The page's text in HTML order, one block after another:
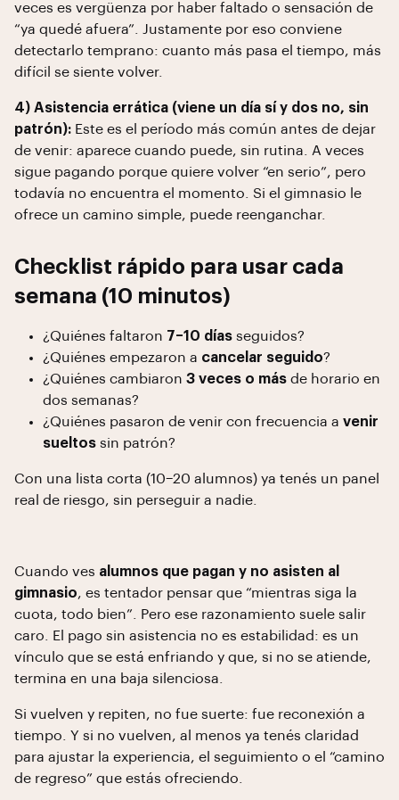
veces es vergüenza por haber faltado o sensación de
“ya quedé afuera”. Justamente por eso conviene
detectarlo temprano: cuanto más pasa el tiempo, más
difícil se siente volver.
4) Asistencia errática (viene un día sí y dos no, sin
patrón): Este es el período más común antes de dejar
de venir: aparece cuando puede, sin rutina. A veces
sigue pagando porque quiere volver “en serio”, pero
todavía no encuentra el momento. Si el gimnasio le
ofrece un camino simple, puede reenganchar.
Checklist rápido para usar cada
semana (10 minutos)
¿Quiénes faltaron 7–10 días seguidos?
¿Quiénes empezaron a cancelar seguido?
¿Quiénes cambiaron 3 veces o más de horario en
dos semanas?
¿Quiénes pasaron de venir con frecuencia a venir
sueltos sin patrón?
Con una lista corta (10–20 alumnos) ya tenés un panel
real de riesgo, sin perseguir a nadie.
Cuando ves alumnos que pagan y no asisten al
gimnasio, es tentador pensar que “mientras siga la
cuota, todo bien”. Pero ese razonamiento suele salir
caro. El pago sin asistencia no es estabilidad: es un
vínculo que se está enfriando y que, si no se atiende,
termina en una baja silenciosa.
Si vuelven y repiten, no fue suerte: fue reconexión a
tiempo. Y si no vuelven, al menos ya tenés claridad
para ajustar la experiencia, el seguimiento o el “camino
de regreso” que estás ofreciendo.